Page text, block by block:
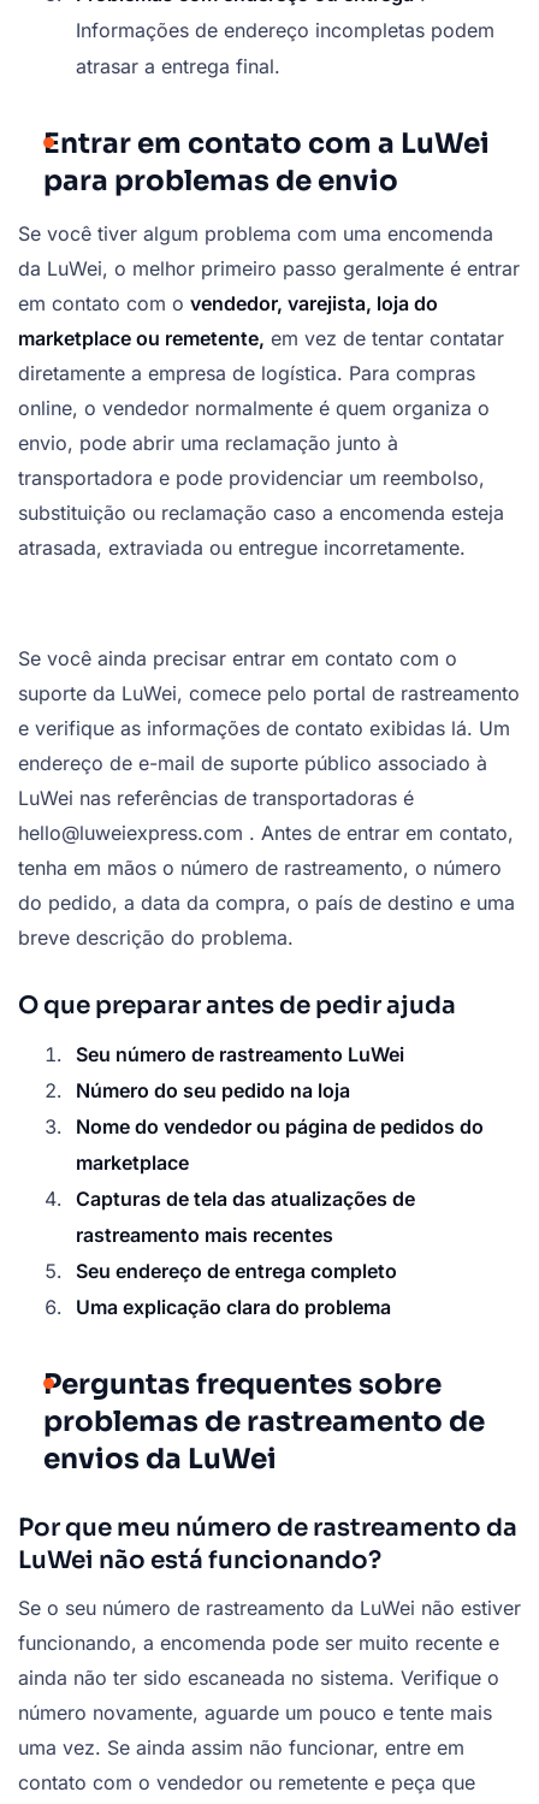
Informações de endereço incompletas podem
atrasar a entrega final.
Entrar em contato com a LuWei
para problemas de envio
Se você tiver algum problema com uma encomenda
da LuWei, o melhor primeiro passo geralmente é entrar
em contato com o vendedor, varejista, loja do
marketplace ou remetente, em vez de tentar contatar
diretamente a empresa de logística. Para compras
online, o vendedor normalmente é quem organiza o
envio, pode abrir uma reclamação junto à
transportadora e pode providenciar um reembolso,
substituição ou reclamação caso a encomenda esteja
atrasada, extraviada ou entregue incorretamente.
Se você ainda precisar entrar em contato com o
suporte da LuWei, comece pelo portal de rastreamento
e verifique as informações de contato exibidas lá. Um
endereço de e-mail de suporte público associado à
LuWei nas referências de transportadoras é
hello@luweiexpress.com . Antes de entrar em contato,
tenha em mãos o número de rastreamento, o número
do pedido, a data da compra, o país de destino e uma
breve descrição do problema.
O que preparar antes de pedir ajuda
Seu número de rastreamento LuWei
Número do seu pedido na loja
Nome do vendedor ou página de pedidos do
marketplace
Capturas de tela das atualizações de
rastreamento mais recentes
Seu endereço de entrega completo
Uma explicação clara do problema
Perguntas frequentes sobre
problemas de rastreamento de
envios da LuWei
Por que meu número de rastreamento da
LuWei não está funcionando?
Se o seu número de rastreamento da LuWei não estiver
funcionando, a encomenda pode ser muito recente e
ainda não ter sido escaneada no sistema. Verifique o
número novamente, aguarde um pouco e tente mais
uma vez. Se ainda assim não funcionar, entre em
contato com o vendedor ou remetente e peça que